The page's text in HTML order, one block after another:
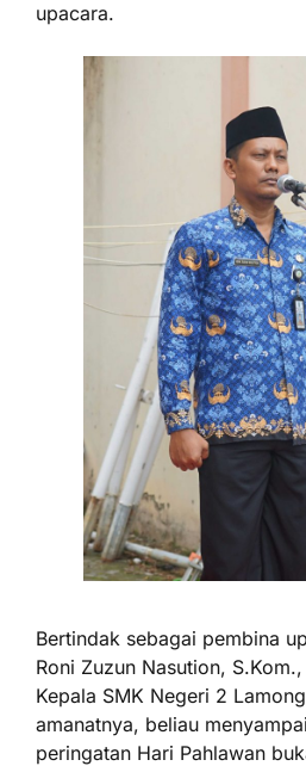
upacara.
Bertindak sebagai pembina
Roni Zuzun Nasution,
Kepala SMK Negeri 2
amanatnya, beliau
peringatan Hari Pahlawan